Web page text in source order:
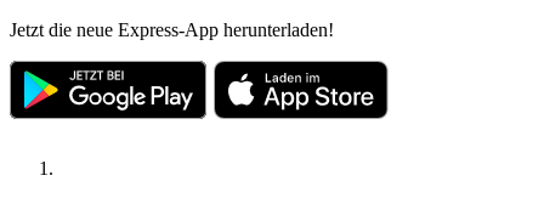
Jetzt die neue Express-App herunterladen!